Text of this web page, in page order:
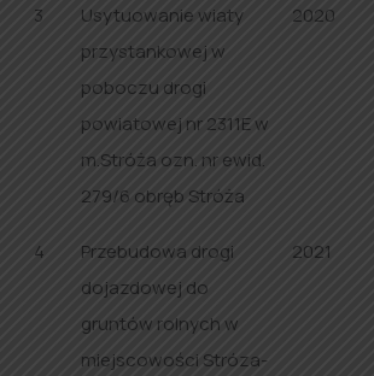
3
Usytuowanie wiaty
przystankowej w
poboczu drogi
powiatowej nr 2311E w
m.Stróża ozn. nr ewid.
279/6 obręb Stróża
2020
4
Przebudowa drogi
dojazdowej do
gruntów rolnych w
miejscowości Stróza-
2021